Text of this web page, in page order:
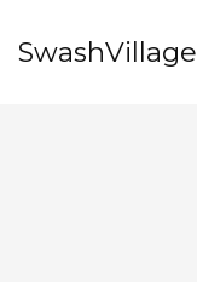
SwashVillage